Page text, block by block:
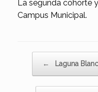
La segunda cohorte
Campus Municipal.
← Laguna